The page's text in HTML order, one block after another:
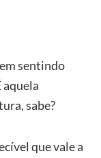
sentindo
aquela
sabe?
que vale a